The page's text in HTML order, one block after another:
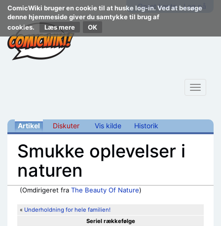
ComicWiki bruger en cookie til at huske log-in. Ved at besøge
denne hjemmeside giver du samtykke til brug af
cookies.
Læs mere
Opret konto Log på
Toggle
Artikel Diskuter Vis kilde Historik
Smukke oplevelser i
naturen
(Omdirigeret fra The Beauty Of Nature)
« Underholdning for hele familien!
Seriel rækkefølge